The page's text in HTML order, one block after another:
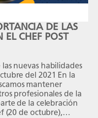
DE LAS
EL CHEF POST
nuevas habilidades
del 2021 En la
mantener
profesionales de la
de la celebración
(20 de octubre),